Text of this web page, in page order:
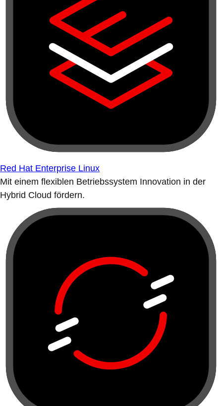
Red Hat Enterprise Linux
Mit einem flexiblen Betriebssystem Innovation in der
Hybrid Cloud fördern.